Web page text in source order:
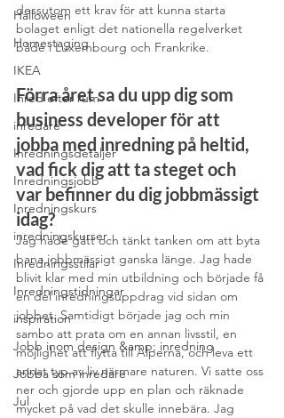
Halloween
Homestaging
IKEA
Inred efter rum
inredare
Inredningsdetaljer
Inredningsjobb
Inredningskurs
inredningskurser
Inredningsstilar
Inredningstidningar
inspiration
Jobb inom design &amp; inredning
Jobba som inredare
Jul
dessutom ett krav för att kunna starta
bolaget enligt det nationella regelverket
både i Luxembourg och Frankrike.
Förra året sa du upp dig som
business developer för att
jobba med inredning på heltid,
vad fick dig att ta steget och
var befinner du dig jobbmässigt
idag?
Jag hade gått och tänkt tanken om att byta
bana jobbmässigt ganska länge. Jag hade
blivit klar med min utbildning och började få
en del inredningsuppdrag vid sidan om
jobbet. Samtidigt började jag och min
sambo att prata om en annan livsstil, en
möjlighet att flytta till Alperna, och leva ett
annat typ av liv närmare naturen. Vi satte oss
ner och gjorde upp en plan och räknade
mycket på vad det skulle innebära. Jag